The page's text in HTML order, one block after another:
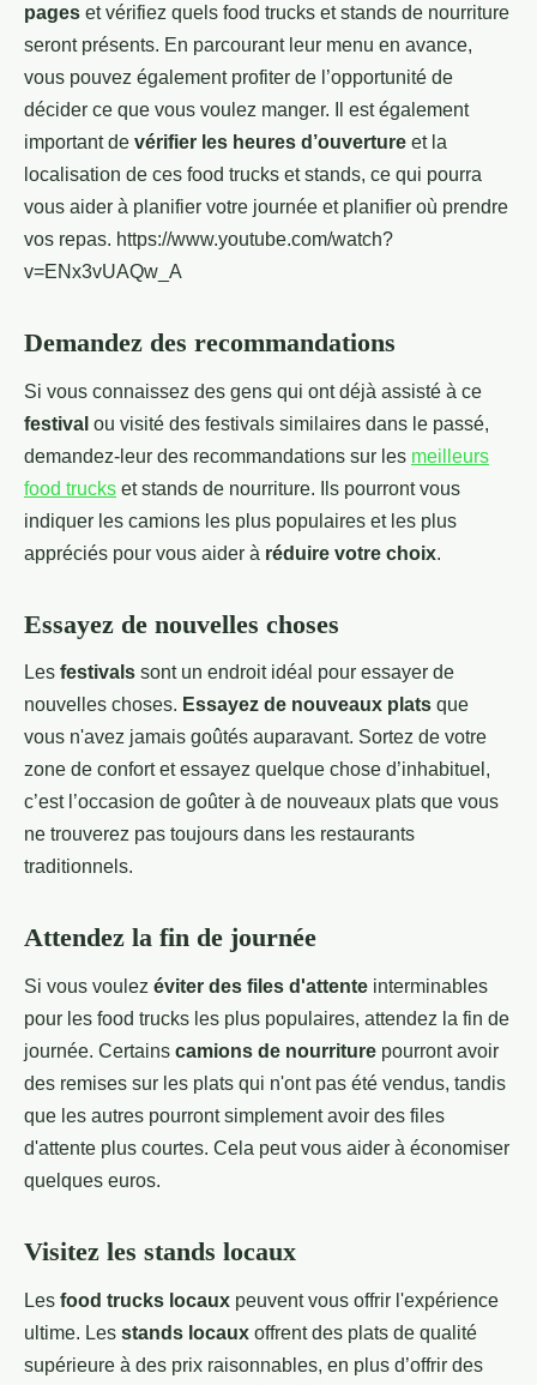
pages et vérifiez quels food trucks et stands de nourriture
seront présents. En parcourant leur menu en avance,
vous pouvez également profiter de l’opportunité de
décider ce que vous voulez manger. Il est également
important de vérifier les heures d’ouverture et la
localisation de ces food trucks et stands, ce qui pourra
vous aider à planifier votre journée et planifier où prendre
vos repas. https://www.youtube.com/watch?
v=ENx3vUAQw_A
Demandez des recommandations
Si vous connaissez des gens qui ont déjà assisté à ce
festival ou visité des festivals similaires dans le passé,
demandez-leur des recommandations sur les meilleurs
food trucks et stands de nourriture. Ils pourront vous
indiquer les camions les plus populaires et les plus
appréciés pour vous aider à réduire votre choix.
Essayez de nouvelles choses
Les festivals sont un endroit idéal pour essayer de
nouvelles choses. Essayez de nouveaux plats que
vous n'avez jamais goûtés auparavant. Sortez de votre
zone de confort et essayez quelque chose d’inhabituel,
c’est l’occasion de goûter à de nouveaux plats que vous
ne trouverez pas toujours dans les restaurants
traditionnels.
Attendez la fin de journée
Si vous voulez éviter des files d'attente interminables
pour les food trucks les plus populaires, attendez la fin de
journée. Certains camions de nourriture pourront avoir
des remises sur les plats qui n'ont pas été vendus, tandis
que les autres pourront simplement avoir des files
d'attente plus courtes. Cela peut vous aider à économiser
quelques euros.
Visitez les stands locaux
Les food trucks locaux peuvent vous offrir l'expérience
ultime. Les stands locaux offrent des plats de qualité
supérieure à des prix raisonnables, en plus d’offrir des